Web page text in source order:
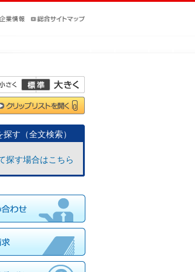
す（全文検索）
探す場合はこちら